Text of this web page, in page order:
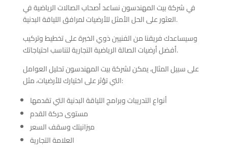
في شركة بيت المهندسون نساعد أصحاب الصالات الرياضية في
العثور على الحل الأمثل للأرضيات لمرافق اللياقة البدنية.
وسيساعدك فريقنا من الفنيين ذوي الخبرة على تخطيط وتركيب
أفضل أرضيات الصالة الرياضية التجارية لتناسب احتياجاتك.
على سبيل المثال، يمكن لشركة بيت المهندسون تحليل العوامل
التي تؤثر على اختيارك للأرضيات، مثل:
أنواع التدريبات وبرامج اللياقة البدنية التي تقدمها
مستوى حركة القدم
ميزانيتك وسقف السعر
العلامة التجارية